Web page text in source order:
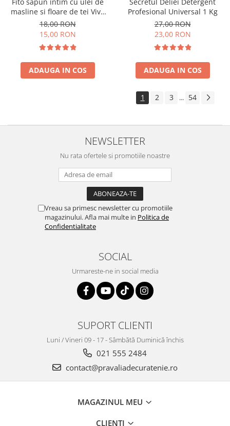
masline si floare de tei Viva
Oliva 400 ml
18,00 RON
15,00 RON
ADAUGA IN COS
Profesional Universal 1 Kg
27,00 RON
23,00 RON
ADAUGA IN COS
1 2 3 ... 54
NEWSLETTER
Nu rata ofertele si promotiile noastre
Vreau sa primesc newsletter cu promotiile
magazinului. Afla mai multe in Politica de
Confidentialitate
SOCIAL
Urmareste-ne in social media
SUPORT CLIENTI
Luni / Vineri 09 - 17 - Sâmbătă Duminică închis
021 555 2484
contact@pravaliadecuratenie.ro
MAGAZINUL MEU
CLIENTI